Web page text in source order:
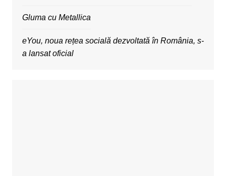
Gluma cu Metallica
eYou, noua rețea socială dezvoltată în România, s-
a lansat oficial